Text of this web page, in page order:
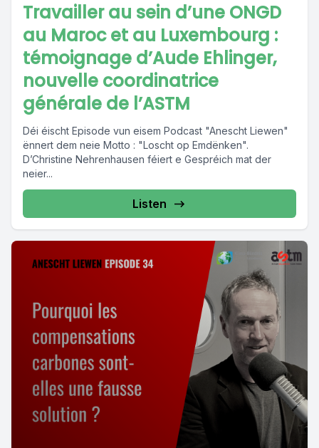
Travailler au sein d’une ONGD
au Maroc et au Luxembourg :
témoignage d’Aude Ehlinger,
nouvelle coordinatrice
générale de l’ASTM
Déi éischt Episode vun eisem Podcast "Anescht Liewen"
ënnert dem neie Motto : "Loscht op Emdënken".
D’Christine Nehrenhausen féiert e Gespréich mat der
neier...
Listen